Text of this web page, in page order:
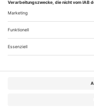
Über uns Kontakt